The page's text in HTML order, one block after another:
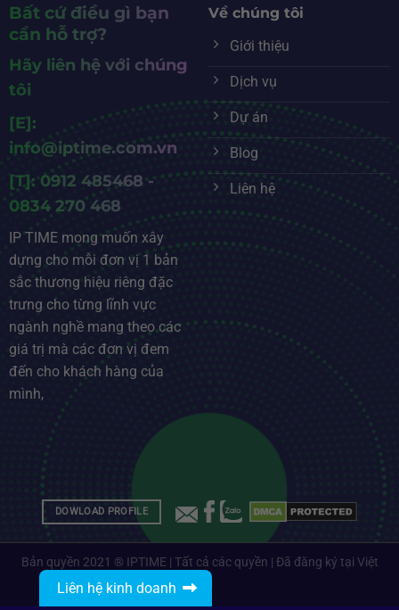
Bất cứ điều gì bạn
cần hỗ trợ?
Hãy liên hệ với chúng
tôi
[E]:
info@iptime.com.vn
[T]: 0912 485468 -
0834 270 468
IP TIME mong muốn xây
dựng cho mỗi đơn vị 1 bản
sắc thương hiệu riêng đặc
trưng cho từng lĩnh vực
ngành nghề mang theo các
giá trị mà các đơn vị đem
đến cho khách hàng của
mình,
Về chúng tôi
Giới thiệu
Dịch vụ
Dự án
Blog
Liên hệ
DOWLOAD PROFILE
Bản quyền 2021 ® IPTIME | Tất cả các quyền | Đã đăng ký tại Việt
Nam
Liên hệ kinh doanh